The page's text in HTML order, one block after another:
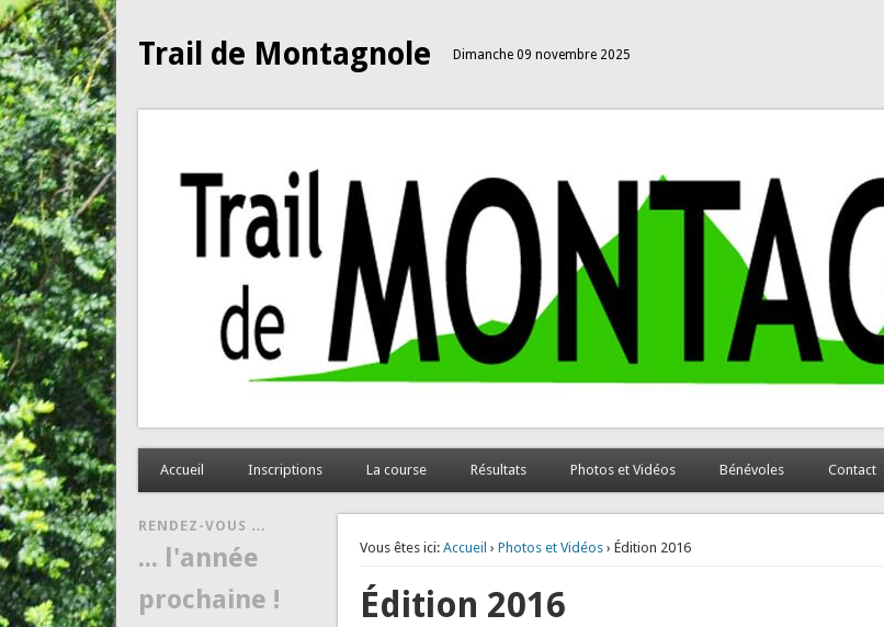
Trail de Montagnole Dimanche 09 novembre 2025
Accueil Inscriptions La course Résultats Photos et Vidéos Bénévoles Contact
Vous êtes ici: Accueil ›Photos et Vidéos › Édition 2016
Édition 2016
RENDEZ-VOUS …
... l'année
prochaine !